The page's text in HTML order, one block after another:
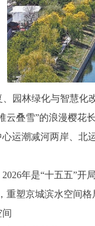
园林绿化与智慧化
叠雪”的浪漫樱花长
运潮减河两岸、北
年是“十五五”开
重塑京城滨水空间格